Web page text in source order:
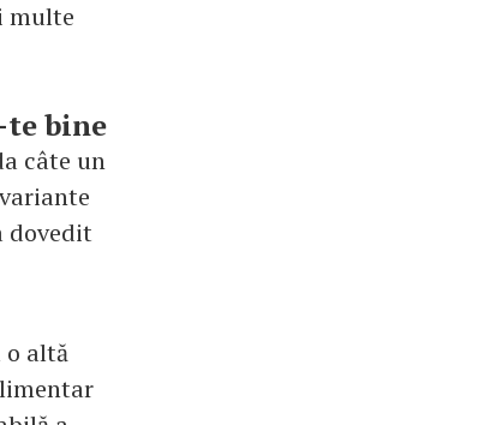
multe
te bine
câte un
dovedit
o altă